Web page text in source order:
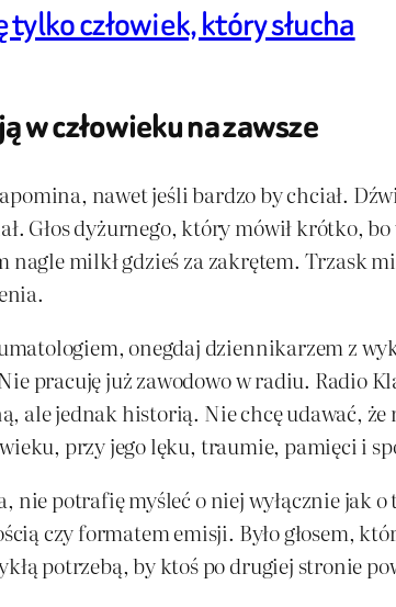
człowiek, który słucha
w człowieku na zawsze
nawet jeśli bardzo by chciał.
Głos dyżurnego, który mówił krótko,
nagle milkł gdzieś za zakrętem.
onegdaj dziennikarzem z
pracuję już zawodowo w radiu. Radio
ale jednak historią. Nie chcę udawać,
przy jego lęku, traumie, pamięci i
nie potrafię myśleć o niej wyłącznie jak
czy formatem emisji. Było głosem,
potrzebą, by ktoś po drugiej stronie